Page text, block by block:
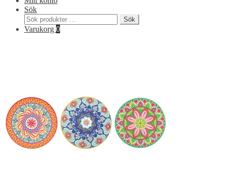
Sök
Sök
efter:
Sök
Varukorg 0